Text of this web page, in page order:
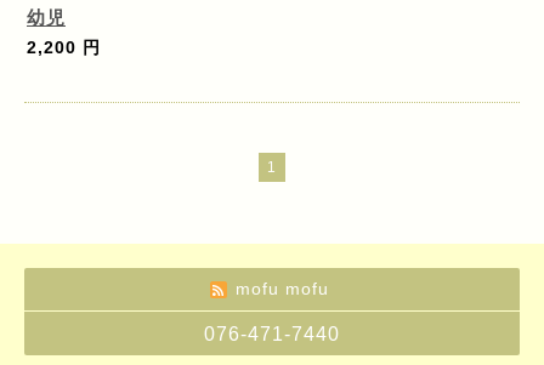
幼児
2,200 円
1
mofu mofu
076-471-7440